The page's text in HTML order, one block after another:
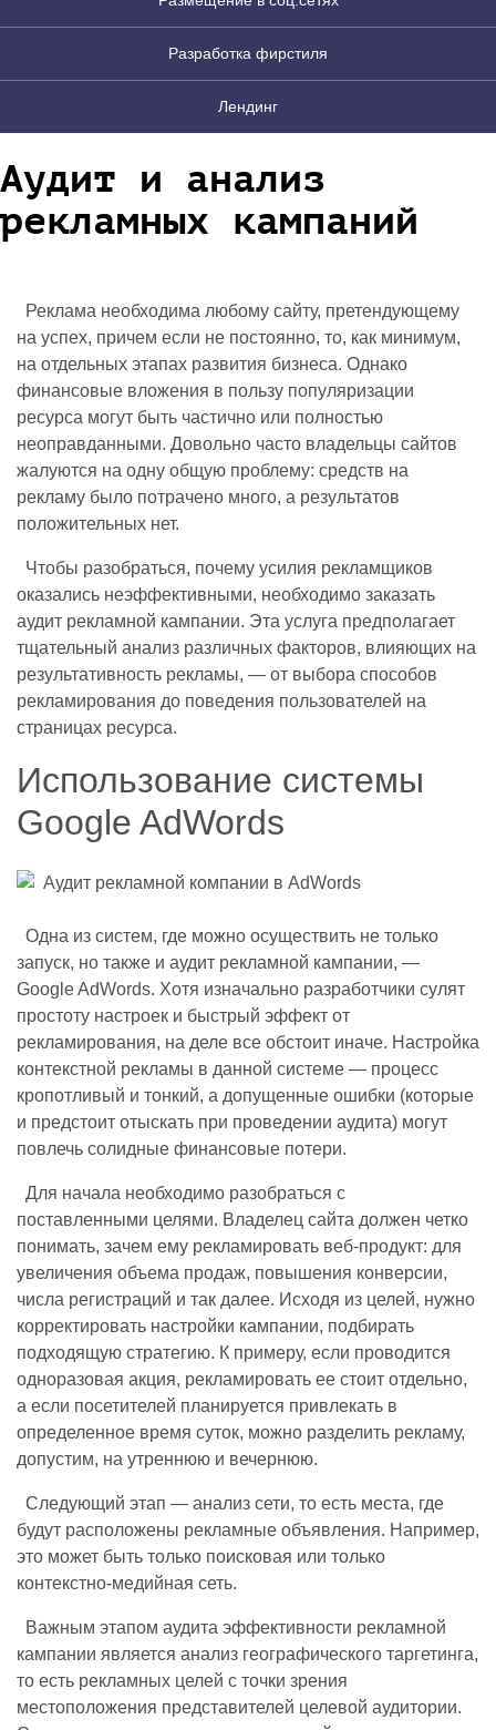
Разработка фирстиля
Лендинг
Аудит и анализ
рекламных кампаний
Реклама необходима любому сайту, претендующему
на успех, причем если не постоянно, то, как минимум,
на отдельных этапах развития бизнеса. Однако
финансовые вложения в пользу популяризации
ресурса могут быть частично или полностью
неоправданными. Довольно часто владельцы сайтов
жалуются на одну общую проблему: средств на
рекламу было потрачено много, а результатов
положительных нет.
Чтобы разобраться, почему усилия рекламщиков
оказались неэффективными, необходимо заказать
аудит рекламной кампании. Эта услуга предполагает
тщательный анализ различных факторов, влияющих на
результативность рекламы, — от выбора способов
рекламирования до поведения пользователей на
страницах ресурса.
Использование системы
Google AdWords
Одна из систем, где можно осуществить не только
запуск, но также и аудит рекламной кампании, —
Google AdWords. Хотя изначально разработчики сулят
простоту настроек и быстрый эффект от
рекламирования, на деле все обстоит иначе. Настройка
контекстной рекламы в данной системе — процесс
кропотливый и тонкий, а допущенные ошибки (которые
и предстоит отыскать при проведении аудита) могут
повлечь солидные финансовые потери.
Для начала необходимо разобраться с
поставленными целями. Владелец сайта должен четко
понимать, зачем ему рекламировать веб-продукт: для
увеличения объема продаж, повышения конверсии,
числа регистраций и так далее. Исходя из целей, нужно
корректировать настройки кампании, подбирать
подходящую стратегию. К примеру, если проводится
одноразовая акция, рекламировать ее стоит отдельно,
а если посетителей планируется привлекать в
определенное время суток, можно разделить рекламу,
допустим, на утреннюю и вечернюю.
Следующий этап — анализ сети, то есть места, где
будут расположены рекламные объявления. Например,
это может быть только поисковая или только
контекстно-медийная сеть.
Важным этапом аудита эффективности рекламной
кампании является анализ географического таргетинга,
то есть рекламных целей с точки зрения
местоположения представителей целевой аудитории.